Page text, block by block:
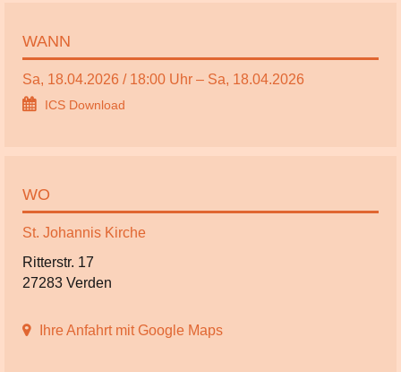
WANN
Sa, 18.04.2026 / 18:00 Uhr – Sa, 18.04.2026
ICS Download
WO
St. Johannis Kirche
Ritterstr. 17
27283 Verden
Ihre Anfahrt mit Google Maps